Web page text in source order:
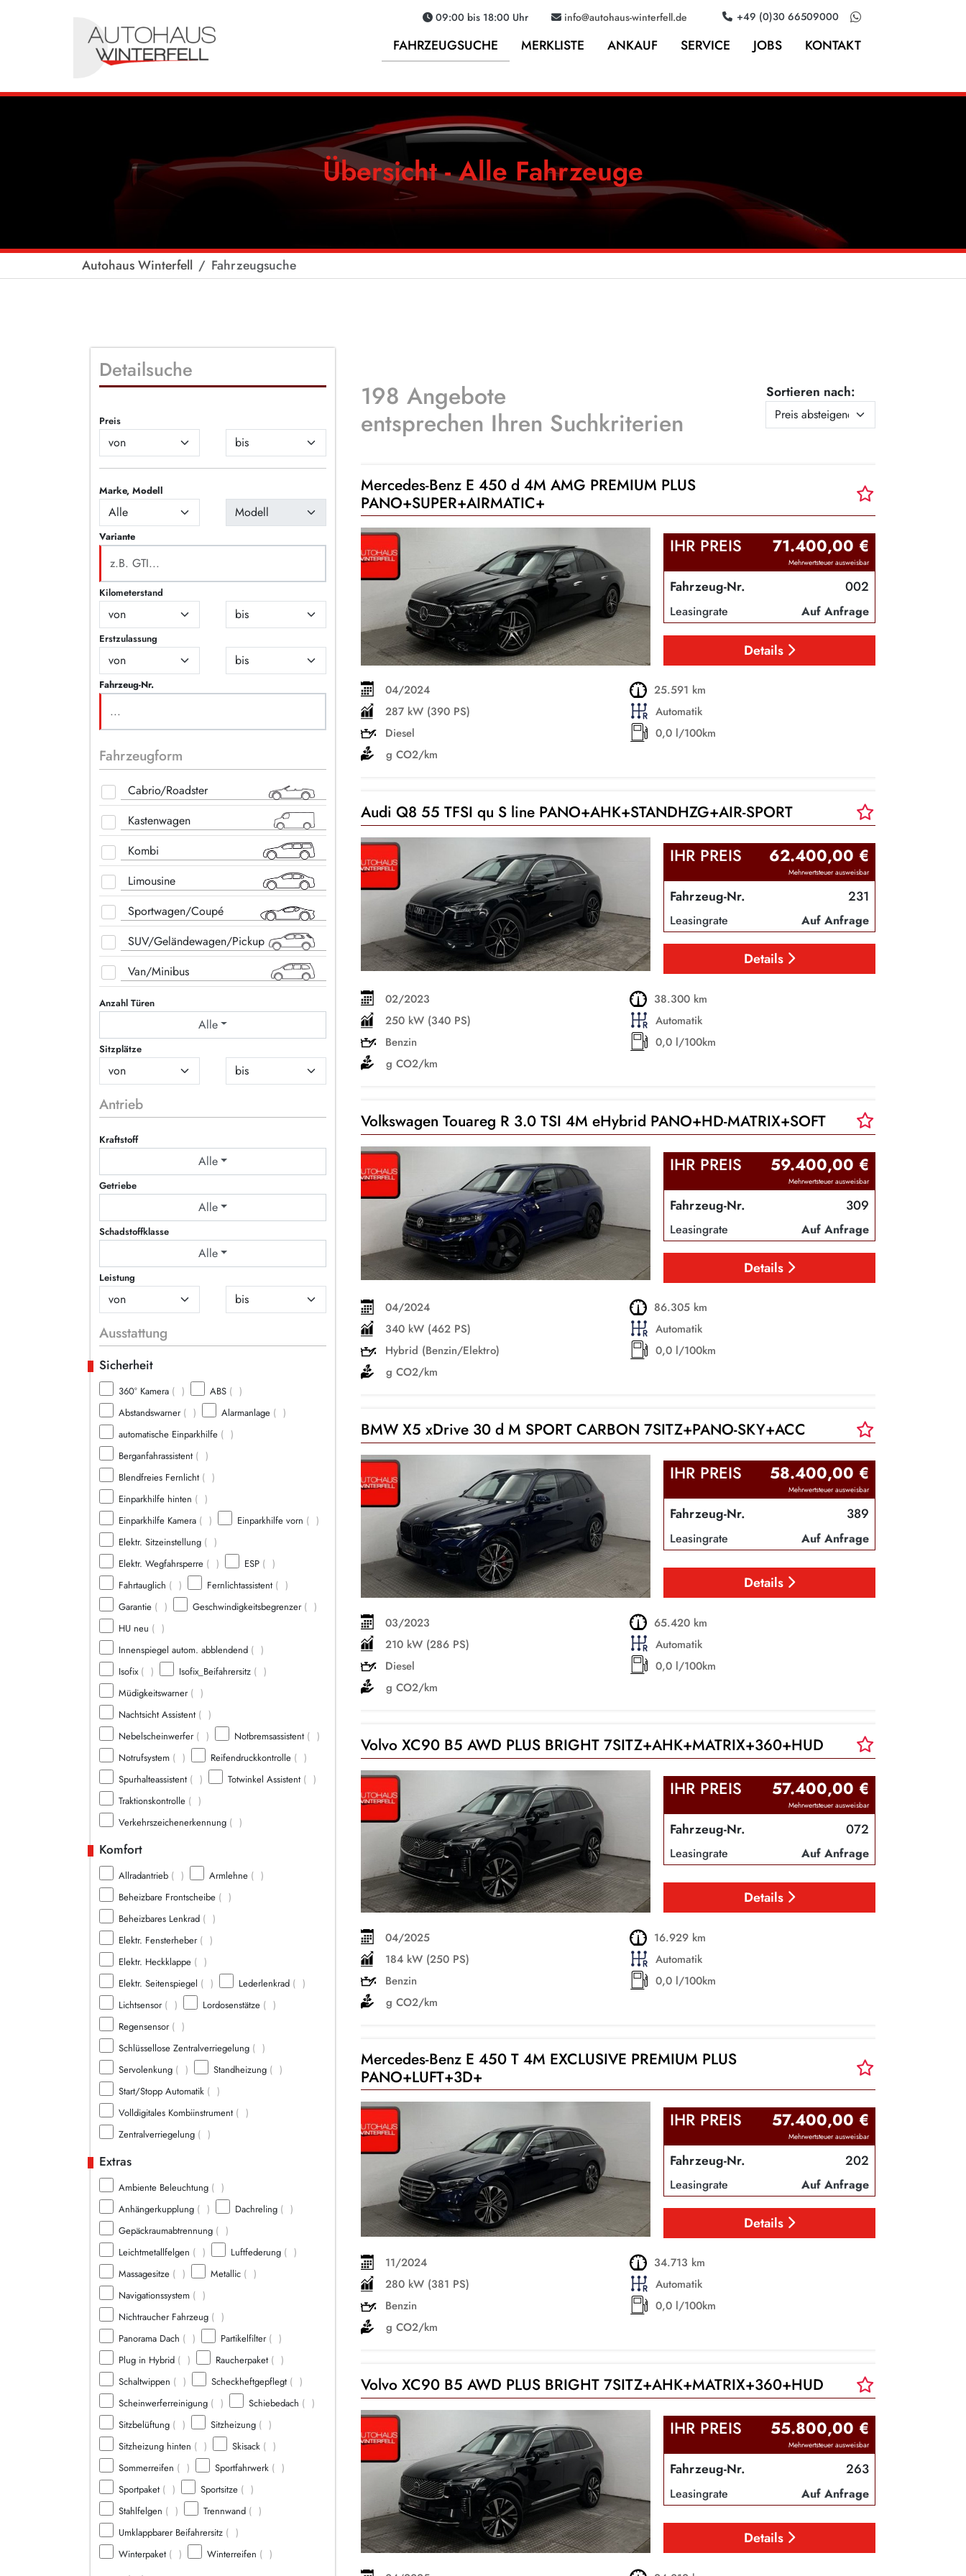
09:00 bis 18:00 Uhr info@autohaus-winterfell.de +49 (0)30 66509000
FAHRZEUGSUCHE MERKLISTE ANKAUF SERVICE JOBS KONTAKT
Übersicht - Alle Fahrzeuge
Autohaus Winterfell Fahrzeugsuche
Detailsuche
Preis
Marke, Modell
Variante
Kilometerstand
Erstzulassung
Fahrzeug-Nr.
Fahrzeugform
Cabrio/Roadster
Kastenwagen
Kombi
Limousine
Sportwagen/Coupé
SUV/Geländewagen/Pickup
Van/Minibus
Anzahl Türen
Alle
Sitzplätze
Antrieb
Kraftstoff
Alle
Getriebe
Alle
Schadstoffklasse
Alle
Leistung
Ausstattung
Sicherheit
360° Kamera ( ) ABS ( )
Abstandswarner ( ) Alarmanlage ( )
automatische Einparkhilfe ( )
Berganfahrassistent ( )
Blendfreies Fernlicht ( )
Einparkhilfe hinten ( )
Einparkhilfe Kamera ( ) Einparkhilfe vorn ( )
Elektr. Sitzeinstellung ( )
Elektr. Wegfahrsperre ( ) ESP ( )
Fahrtauglich ( ) Fernlichtassistent ( )
Garantie ( ) Geschwindigkeitsbegrenzer ( )
HU neu ( )
Innenspiegel autom. abblendend ( )
Isofix ( ) Isofix_Beifahrersitz ( )
Müdigkeitswarner ( )
Nachtsicht Assistent ( )
Nebelscheinwerfer ( ) Notbremsassistent ( )
Notrufsystem ( ) Reifendruckkontrolle ( )
Spurhalteassistent ( ) Totwinkel Assistent ( )
Traktionskontrolle ( )
Verkehrszeichenerkennung ( )
Komfort
Allradantrieb ( ) Armlehne ( )
Beheizbare Frontscheibe ( )
Beheizbares Lenkrad ( )
Elektr. Fensterheber ( )
Elektr. Heckklappe ( )
Elektr. Seitenspiegel ( ) Lederlenkrad ( )
Lichtsensor ( ) Lordosenstätze ( )
Regensensor ( )
Schlüssellose Zentralverriegelung ( )
Servolenkung ( ) Standheizung ( )
Start/Stopp Automatik ( )
Volldigitales Kombiinstrument ( )
Zentralverriegelung ( )
Extras
Ambiente Beleuchtung ( )
Anhängerkupplung ( ) Dachreling ( )
Gepäckraumabtrennung ( )
Leichtmetallfelgen ( ) Luftfederung ( )
Massagesitze ( ) Metallic ( )
Navigationssystem ( )
Nichtraucher Fahrzeug ( )
Panorama Dach ( ) Partikelfilter ( )
Plug in Hybrid ( ) Raucherpaket ( )
Schaltwippen ( ) Scheckheftgepflegt ( )
Scheinwerferreinigung ( ) Schiebedach ( )
Sitzbelüftung ( ) Sitzheizung ( )
Sitzheizung hinten ( ) Skisack ( )
Sommerreifen ( ) Sportfahrwerk ( )
Sportpaket ( ) Sportsitze ( )
Stahlfelgen ( ) Trennwand ( )
Umklappbarer Beifahrersitz ( )
Winterpaket ( ) Winterreifen ( )
198 Angebote
entsprechen Ihren Suchkriterien
Sortieren nach:
Mercedes-Benz E 450 d 4M AMG PREMIUM PLUS
PANO+SUPER+AIRMATIC+
IHR PREIS 71.400,00 €
Mehrwertsteuer ausweisbar
Fahrzeug-Nr. 002
Leasingrate Auf Anfrage
Details
04/2024
25.591 km
287 kW (390 PS)
Automatik
Diesel
0,0 l/100km
g CO2/km
Audi Q8 55 TFSI qu S line PANO+AHK+STANDHZG+AIR-SPORT
IHR PREIS 62.400,00 €
Mehrwertsteuer ausweisbar
Fahrzeug-Nr. 231
Leasingrate Auf Anfrage
Details
02/2023
38.300 km
250 kW (340 PS)
Automatik
Benzin
0,0 l/100km
g CO2/km
Volkswagen Touareg R 3.0 TSI 4M eHybrid PANO+HD-MATRIX+SOFT
IHR PREIS 59.400,00 €
Mehrwertsteuer ausweisbar
Fahrzeug-Nr. 309
Leasingrate Auf Anfrage
Details
04/2024
86.305 km
340 kW (462 PS)
Automatik
Hybrid (Benzin/Elektro)
0,0 l/100km
g CO2/km
BMW X5 xDrive 30 d M SPORT CARBON 7SITZ+PANO-SKY+ACC
IHR PREIS 58.400,00 €
Mehrwertsteuer ausweisbar
Fahrzeug-Nr. 389
Leasingrate Auf Anfrage
Details
03/2023
65.420 km
210 kW (286 PS)
Automatik
Diesel
0,0 l/100km
g CO2/km
Volvo XC90 B5 AWD PLUS BRIGHT 7SITZ+AHK+MATRIX+360+HUD
IHR PREIS 57.400,00 €
Mehrwertsteuer ausweisbar
Fahrzeug-Nr. 072
Leasingrate Auf Anfrage
Details
04/2025
16.929 km
184 kW (250 PS)
Automatik
Benzin
0,0 l/100km
g CO2/km
Mercedes-Benz E 450 T 4M EXCLUSIVE PREMIUM PLUS
PANO+LUFT+3D+
IHR PREIS 57.400,00 €
Mehrwertsteuer ausweisbar
Fahrzeug-Nr. 202
Leasingrate Auf Anfrage
Details
11/2024
34.713 km
280 kW (381 PS)
Automatik
Benzin
0,0 l/100km
g CO2/km
Volvo XC90 B5 AWD PLUS BRIGHT 7SITZ+AHK+MATRIX+360+HUD
IHR PREIS 55.800,00 €
Mehrwertsteuer ausweisbar
Fahrzeug-Nr. 263
Leasingrate Auf Anfrage
Details